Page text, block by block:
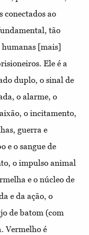
conectados ao
tão
humanas [mais]
Ele é a
duplo, o sinal de
o alarme, o
o incitamento,
guerra e
e o sangue de
o impulso animal
e o núcleo de
e da ação, o
de batom (com
Vermelho é